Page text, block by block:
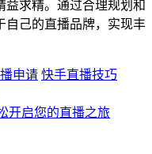
益求精。通过合理规划和
自己的直播品牌，实现丰
申请 快手直播技巧
开启您的直播之旅